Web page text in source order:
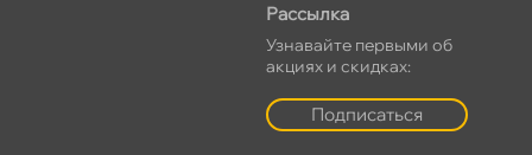
Рассылка
Узнавайте первыми о
акциях и скидках:
Подписаться